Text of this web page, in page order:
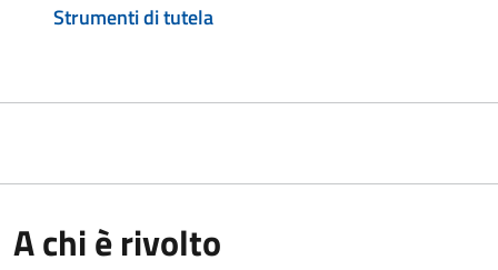
Strumenti di tutela
A chi è rivolto